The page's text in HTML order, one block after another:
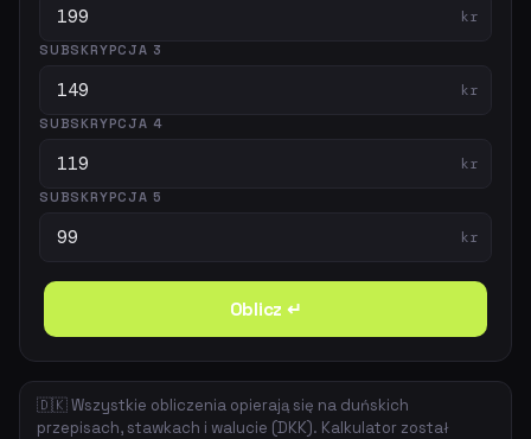
kr
SUBSKRYPCJA 3
kr
SUBSKRYPCJA 4
kr
SUBSKRYPCJA 5
kr
Oblicz ↵
🇩🇰 Wszystkie obliczenia opierają się na duńskich
przepisach, stawkach i walucie (DKK). Kalkulator został